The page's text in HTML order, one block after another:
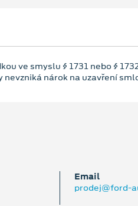
ve smyslu § 1731 nebo §
nárok na uzavření
Email
prodej@ford-